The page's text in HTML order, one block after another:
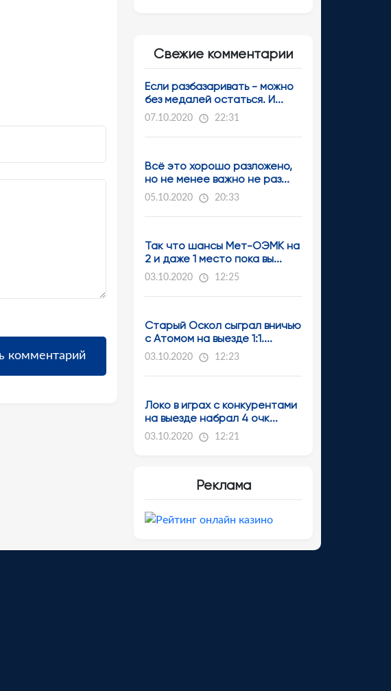
Свежие комментарии
Если разбазаривать - можно
без медалей остаться. И...
07.10.2020 22:31
Всё это хорошо разложено,
но не менее важно не раз...
05.10.2020 20:33
Так что шансы Мет-ОЭМК на
2 и даже 1 место пока вы...
03.10.2020 12:25
Старый Оскол сыграл вничью
с Атомом на выезде 1:1....
03.10.2020 12:23
Локо в играх с конкурентами
на выезде набрал 4 очк...
03.10.2020 12:21
Реклама